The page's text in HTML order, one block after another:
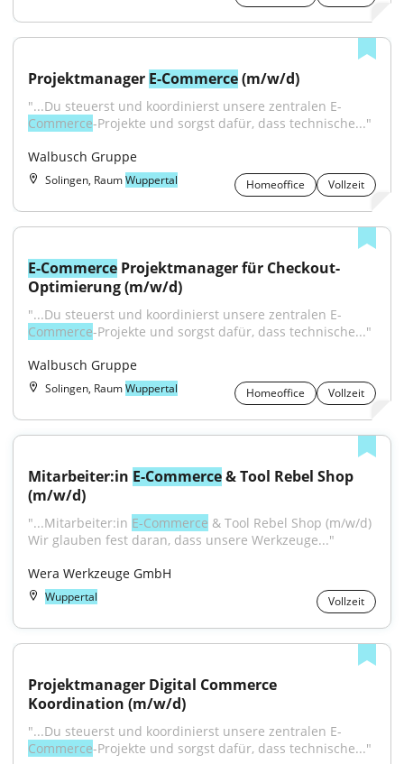
Projektmanager E-Commerce (m/w/d)
"...Du steuerst und koordinierst unsere zentralen E-
Commerce-Projekte und sorgst dafür, dass technische..."
Walbusch Gruppe
Solingen, RaumWuppertal Homeoffice Vollzeit
E-Commerce Projektmanager für Checkout-
Optimierung (m/w/d)
"...Du steuerst und koordinierst unsere zentralen E-
Commerce-Projekte und sorgst dafür, dass technische..."
Walbusch Gruppe
Solingen, RaumWuppertal Homeoffice Vollzeit
Mitarbeiter:in E-Commerce & Tool Rebel Shop
(m/w/d)
"...Mitarbeiter:in E-Commerce & Tool Rebel Shop (m/w/d)
Wir glauben fest daran, dass unsere Werkzeuge..."
Wera Werkzeuge GmbH
Wuppertal Vollzeit
Projektmanager Digital Commerce
Koordination (m/w/d)
"...Du steuerst und koordinierst unsere zentralen E-
Commerce-Projekte und sorgst dafür, dass technische..."